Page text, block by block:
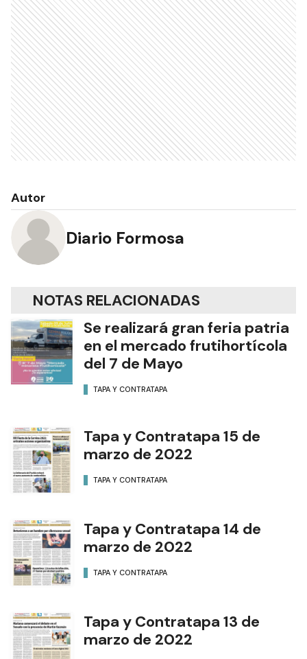
Autor
Diario Formosa
NOTAS RELACIONADAS
Se realizará gran feria patria
en el mercado frutihortícola
del 7 de Mayo
TAPA Y CONTRATAPA
Tapa y Contratapa 15 de
marzo de 2022
TAPA Y CONTRATAPA
Tapa y Contratapa 14 de
marzo de 2022
TAPA Y CONTRATAPA
Tapa y Contratapa 13 de
marzo de 2022